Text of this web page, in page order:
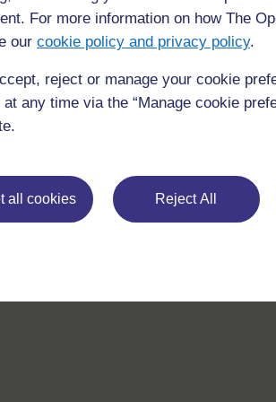
For more information on how The
our cookie policy and privacy policy.
reject or manage your cookie
any time via the “Manage cookie
all cookies Reject All
questions which may give you the
If you have any concerns about anything
in contact with us here.